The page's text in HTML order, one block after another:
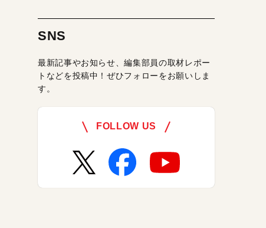
SNS
最新記事やお知らせ、編集部員の取材レポー
トなどを投稿中！ぜひフォローをお願いしま
す。
FOLLOW US